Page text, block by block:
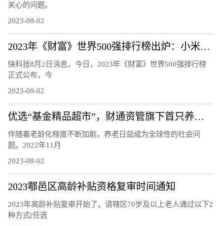
关心的问题。
2023-08-02
2023年《财富》世界500强排行榜出炉：小米连续5年上榜 雷军感谢
快科技8月2日消息，今日，2023年《财富》世界500强排行榜
正式公布，今
2023-08-02
优选“基金精品超市”，财通资管旗下首只养老FOF正式发行
伴随着老龄化程度不断加剧，养老日益成为全球性的社会问
题。2022年11月
2023-08-02
2023鄠邑区高龄补贴资格复审时间通知
2023年高龄补贴复审开始了。请辖区70岁及以上老人通过以下2
种方式(任选